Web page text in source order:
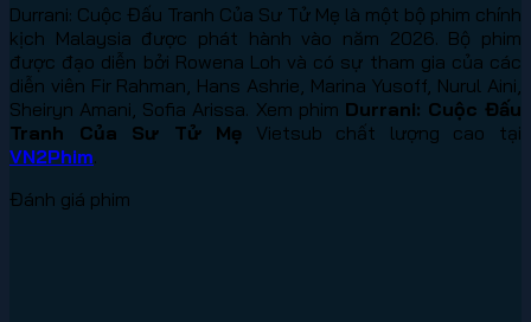
Durrani: Cuộc Đấu Tranh Của Sư Tử Mẹ là một bộ phim chính
kịch Malaysia được phát hành vào năm 2026. Bộ phim
được đạo diễn bởi Rowena Loh và có sự tham gia của các
diễn viên Fir Rahman, Hans Ashrie, Marina Yusoff, Nurul Aini,
Sheiryn Amani, Sofia Arissa. Xem phim Durrani: Cuộc Đấu
Tranh Của Sư Tử Mẹ Vietsub chất lượng cao tại
VN2Phim.
Đánh giá phim